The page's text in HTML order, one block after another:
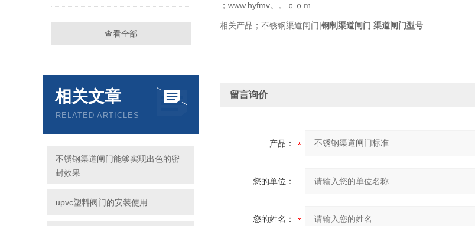
查看全部
相关文章
RELATED ARTICLES
不锈钢渠道闸门能够实现出色的密
封效果
upvc塑料阀门的安装使用
；www.hyfmv。。ｃｏｍ
相关产品；不锈钢渠道闸门|钢制渠道闸门 渠道闸门型号
留言询价
产品：
您的单位：
您的姓名：